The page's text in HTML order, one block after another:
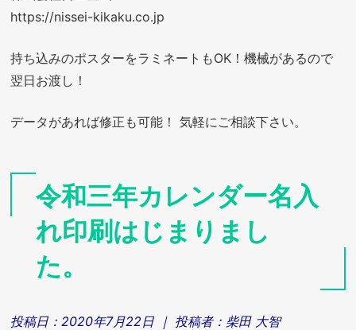
https://nissei-kikaku.co.jp
持ち込みのポスターをラミネートもOK！機械があるので
翌日お渡し！
データがあれば修正も可能！ 気軽にご相談下さい。
令和三年カレンダー名入
れ印刷はじまりまし
た。
投稿日： 2020年7月22日 ｜ 投稿者： 柴田 大智